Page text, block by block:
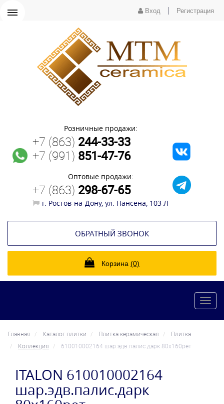
Вход Регистрация
Розничные продажи:
+7 (863) 244-33-33
+7 (991) 851-47-76
Оптовые продажи:
+7 (863) 298-67-65
г. Ростов-на-Дону, ул. Нансена, 103 Л
ОБРАТНЫЙ ЗВОНОК
Корзина (0)
Главная Каталог плитки Плитка керамическая
Плитка
Коллекция
610010002164 шар.эдв.палис.дарк 80x160рет
ITALON 610010002164
шар.эдв.палис.дарк